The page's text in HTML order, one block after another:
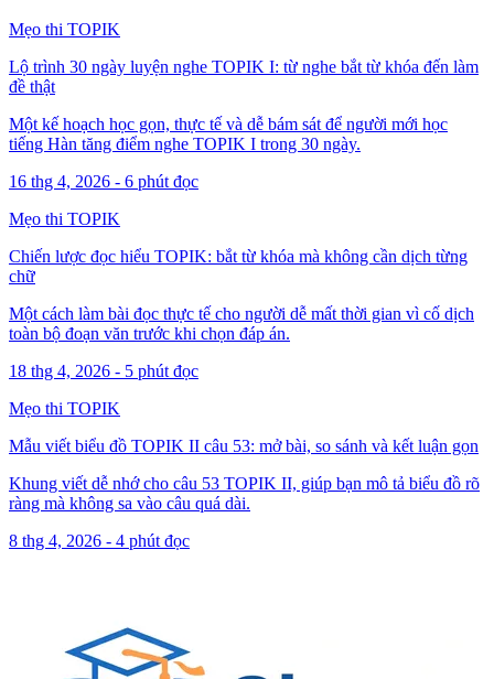
Mẹo thi TOPIK
Lộ trình 30 ngày luyện nghe TOPIK I: từ nghe bắt từ khóa đến làm
đề thật
Một kế hoạch học gọn, thực tế và dễ bám sát để người mới học
tiếng Hàn tăng điểm nghe TOPIK I trong 30 ngày.
16 thg 4, 2026 - 6 phút đọc
Mẹo thi TOPIK
Chiến lược đọc hiểu TOPIK: bắt từ khóa mà không cần dịch từng
chữ
Một cách làm bài đọc thực tế cho người dễ mất thời gian vì cố dịch
toàn bộ đoạn văn trước khi chọn đáp án.
18 thg 4, 2026 - 5 phút đọc
Mẹo thi TOPIK
Mẫu viết biểu đồ TOPIK II câu 53: mở bài, so sánh và kết luận gọn
Khung viết dễ nhớ cho câu 53 TOPIK II, giúp bạn mô tả biểu đồ rõ
ràng mà không sa vào câu quá dài.
8 thg 4, 2026 - 4 phút đọc